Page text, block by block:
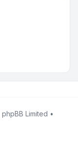
Limited •